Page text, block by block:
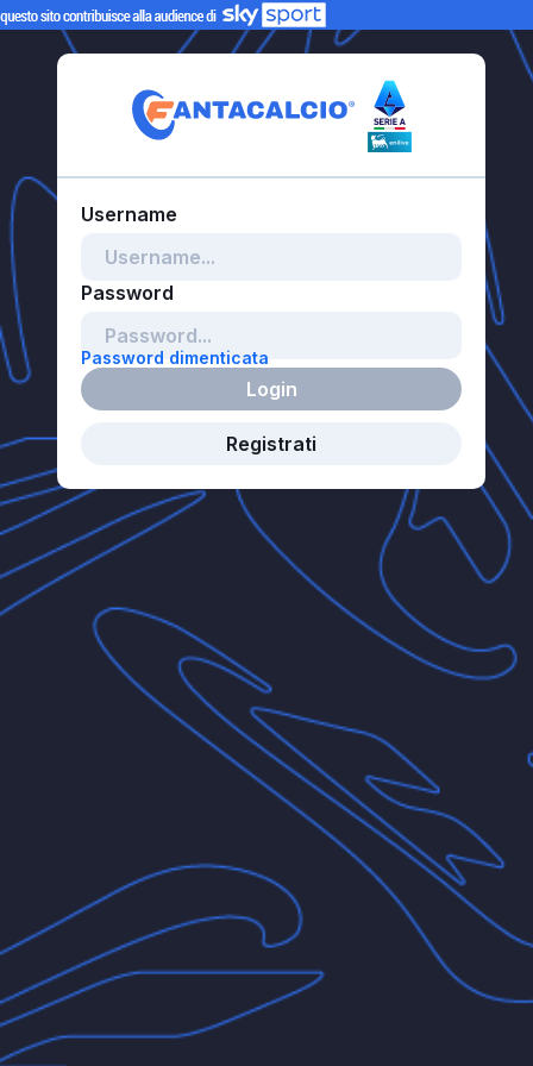
Password dimenticata
Login
Registrati